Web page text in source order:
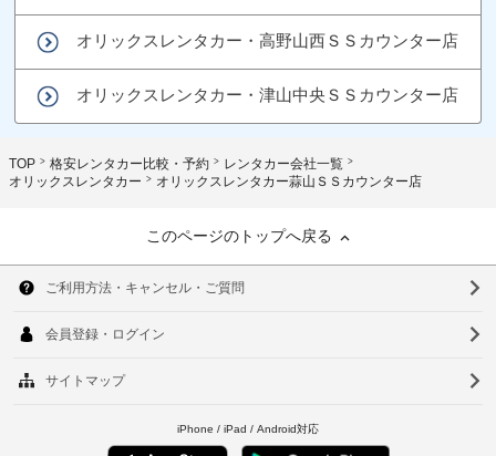
オリックスレンタカー・高野山西ＳＳカウンター店
オリックスレンタカー・津山中央ＳＳカウンター店
TOP 格安レンタカー比較・予約
レンタカー会社一覧
オリックスレンタカー
オリックスレンタカー蒜山ＳＳカウンター店
このページのトップへ戻る